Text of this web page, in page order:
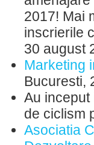
2017! Mai
inscrierile
30 august
Marketing
Bucuresti,
Au
de ciclism
Asociatia